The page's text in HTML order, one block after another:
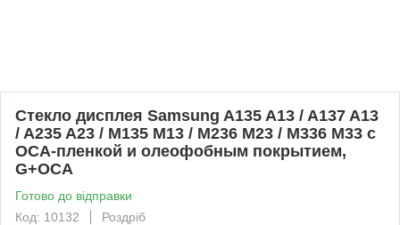
Стекло дисплея Samsung A135 A13 / A137 A13
/ A235 A23 / M135 M13 / M236 M23 / M336 M33 с
OCA-пленкой и олеофобным покрытием,
G+OCA
Готово до відправки
Код: 10132
Роздріб